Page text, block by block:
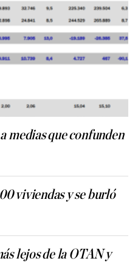
medias que confunden
viviendas y se burló
lejos de la OTAN y